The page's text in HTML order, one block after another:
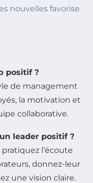
nouvelles favorise
positif ?
de management
la motivation et
collaborative.
leader positif ?
l’écoute
donnez-leur
une vision claire.